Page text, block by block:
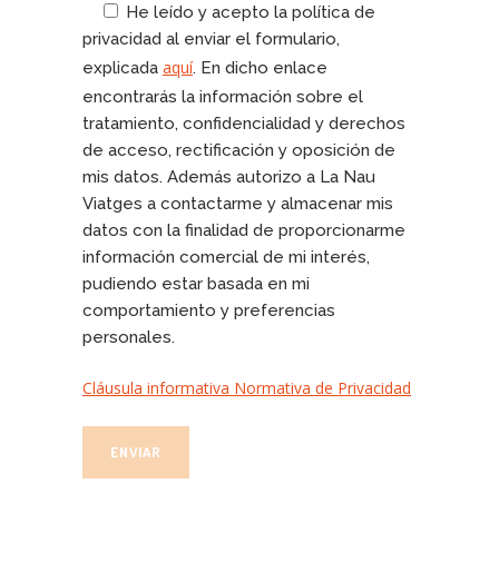
He leído y acepto la política de
privacidad al enviar el formulario,
explicada aquí. En dicho enlace
encontrarás la información sobre el
tratamiento, confidencialidad y derechos
de acceso, rectificación y oposición de
mis datos. Además autorizo a La Nau
Viatges a contactarme y almacenar mis
datos con la finalidad de proporcionarme
información comercial de mi interés,
pudiendo estar basada en mi
comportamiento y preferencias
personales.
Cláusula informativa Normativa de Privacidad